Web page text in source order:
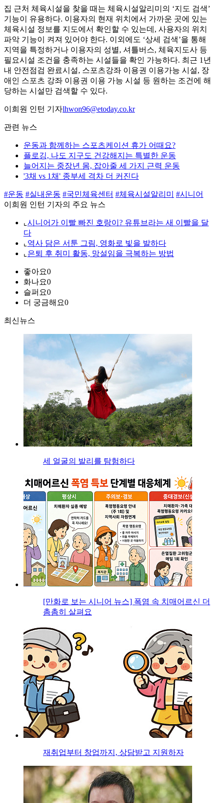
집 근처 체육시설을 찾을 때는 체육시설알리미의 ‘지도 검색’
기능이 유용하다. 이용자의 현재 위치에서 가까운 곳에 있는
체육시설 정보를 지도에서 확인할 수 있는데, 사용자의 위치
파악 기능이 켜져 있어야 한다. 이외에도 ‘상세 검색’을 통해
지역을 특정하거나 이용자의 성별, 셔틀버스, 체육지도사 등
필요시설 조건을 충족하는 시설들을 확인 가능하다. 최근 1년
내 안전점검 완료시설, 스포츠강좌 이용권 이용가능 시설, 장
애인 스포츠 강좌 이용권 이용 가능 시설 등 원하는 조건에 해
당하는 시설만 검색할 수 있다.
이희원 인턴 기자lhwon96@etoday.co.kr
관련 뉴스
운동과 함께하는 스포츠케이션 휴가 어때요?
플로깅, 나도 지구도 건강해지는 특별한 운동
늘어지는 중장년 몸, 잡아줄 세 가지 근력 운동
'3채 vs 1채' 종부세 격차 더 커진다
#운동 #실내운동 #국민체육센터 #체육시설알리미
#시니어
이희원 인턴 기자의 주요 뉴스
⌞ 시니어가 이빨 빠진 호랑이? 유튜브라는 새 이빨을 달
다
⌞ 역사 담은 서툰 그림, 영화로 빛을 발하다
⌞ 은퇴 후 취미 활동, 망설임을 극복하는 방법
좋아요0
화나요0
슬퍼요0
더 궁금해요0
최신뉴스
세 얼굴의 발리를 탐험하다
[만화로 보는 시니어 뉴스] 폭염 속 치매어르신 더
촘촘히 살펴요
재취업부터 창업까지, 상담받고 지원하자